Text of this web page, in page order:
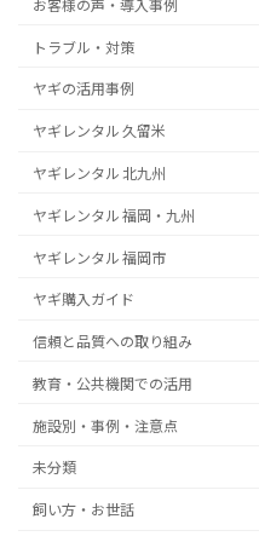
お客様の声・導入事例
トラブル・対策
ヤギの活用事例
ヤギレンタル 久留米
ヤギレンタル 北九州
ヤギレンタル 福岡・九州
ヤギレンタル 福岡市
ヤギ購入ガイド
信頼と品質への取り組み
教育・公共機関での活用
施設別・事例・注意点
未分類
飼い方・お世話